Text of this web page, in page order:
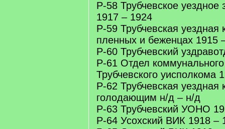
Р-58 Трубчевское уездное
1917 – 1924
Р-59 Трубчевская уездная
пленных и беженцах 1915
Р-60 Трубчевский
Р-61 Отдел коммунального
Трубчевского уисполкома
Р-62 Трубчевская
голодающим н/д – н/д
Р-63 Трубчевский УОНО
Р-64 Усохский ВИК 1918 –